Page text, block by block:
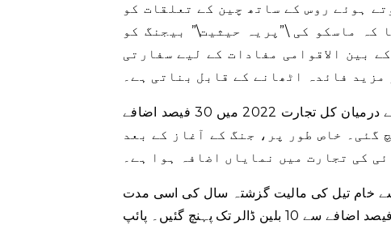
ہوئے روس کے ساتھ چین کے تعلقات کو
ماسکو کی \”پریہ حیثیت\” بیجنگ کو
بین الاقوامی مفادات کے لیے سفارتی
فائدہ اٹھانے کے قابل بناتی ہے۔
چینی کسٹمز کے اعداد و شمار کے مطابق، چین اور روس کے درمیان کل تجارت 2022 میں 30 فیصد اضافے
گئی۔ خاص طور پر، جنگ کے آغاز کے بعد
کی تجارت میں نمایاں اضافہ ہوا ہے۔
خام تیل کی مالیت گزشتہ سال کی اسی مدت
کے مقابلے میں 45 فیصد زیادہ ہے۔ کوئلے کی درآمدات 54 فیصد اضافے سے 10 بلین ڈالر تک پہنچ گئیں۔ پائپ